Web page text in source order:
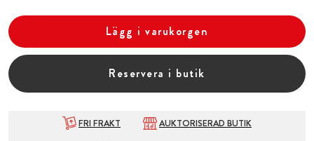
Lägg i varukorgen
Reservera i butik
FRI FRAKT
AUKTORISERAD BUTIK